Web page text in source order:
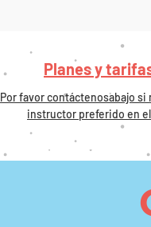
Planes y
Por favor contáctenosabajo si
instructor preferido en